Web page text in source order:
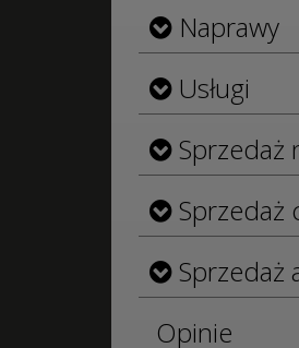
Naprawy
Usługi
Sprzedaż
Sprzedaż
Sprzedaż
Opinie